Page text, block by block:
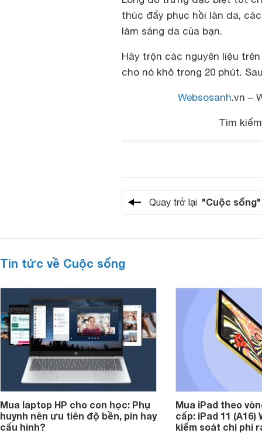
thúc đẩy phục hồi làn da,
làm sáng da của bạn.
Hãy trộn các nguyên liệu
cho nó khô trong 20 phút.
Websosanh.vn –
Tìm
Quay trở lại "Cuộc sống"
Tin tức về Cuộc sống
Mua laptop HP cho con học: Phụ
huynh nên ưu tiên độ bền, pin hay
cấu hình?
Mua iPad theo
cấp: iPad 11 (A16)
kiểm soát chi phí